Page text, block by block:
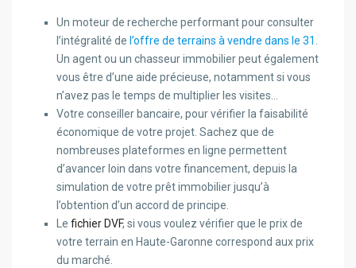
Un moteur de recherche performant pour consulter
l’intégralité de l’offre de terrains à vendre dans le 31
Un agent ou un chasseur immobilier peut également
vous être d’une aide précieuse, notamment si vous
n’avez pas le temps de multiplier les visites…
Votre conseiller bancaire, pour vérifier la faisabilité
économique de votre projet. Sachez que de
nombreuses plateformes en ligne permettent
d’avancer loin dans votre financement, depuis la
simulation de votre prêt immobilier jusqu’à
l’obtention d’un accord de principe.
Lefichier DVF, si vous voulez vérifier que le prix de
votre terrain en Haute-Garonne correspond aux prix
du marché.